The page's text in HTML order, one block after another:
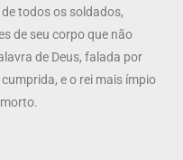
todos os soldados,
de seu corpo que não
de Deus, falada por
e o rei mais ímpio